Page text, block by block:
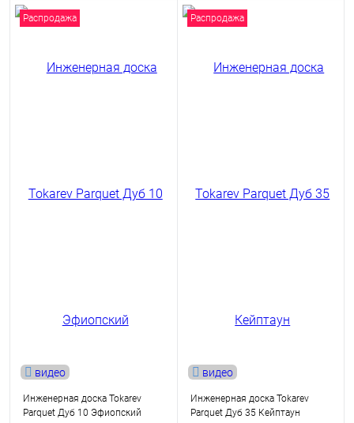
Распродажа
видео
Инженерная доска Tokarev
Parquet Дуб 10 Эфиопский
Распродажа
видео
Инженерная доска Tokarev
Parquet Дуб 35 Кейптаун